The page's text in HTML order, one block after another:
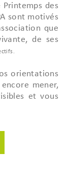
Printemps des
sont motivés
que
de ses
orientations
mener,
et vous